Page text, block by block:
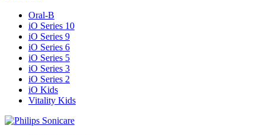
Oral-B
iO Series 10
iO Series 9
iO Series 6
iO Series 5
iO Series 3
iO Series 2
iO Kids
Vitality Kids